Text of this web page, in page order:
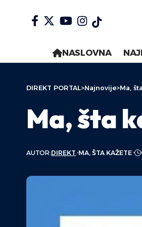
NASLOVNA
DIREKT PORTAL>Najnovije>Ma,
Ma, šta
AUTOR:DIREKT MA, ŠTA KAŽETE